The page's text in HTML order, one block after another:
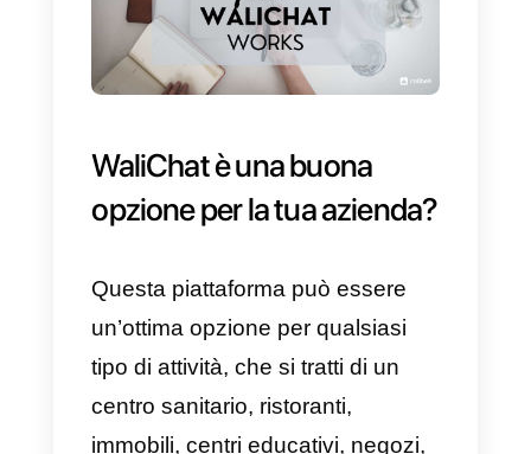
WhatsApp.
Pro:
a) Funzionalità diverse e
complete
b)Chat multiagente